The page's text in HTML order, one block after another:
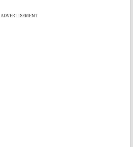
ADVERTISEMENT